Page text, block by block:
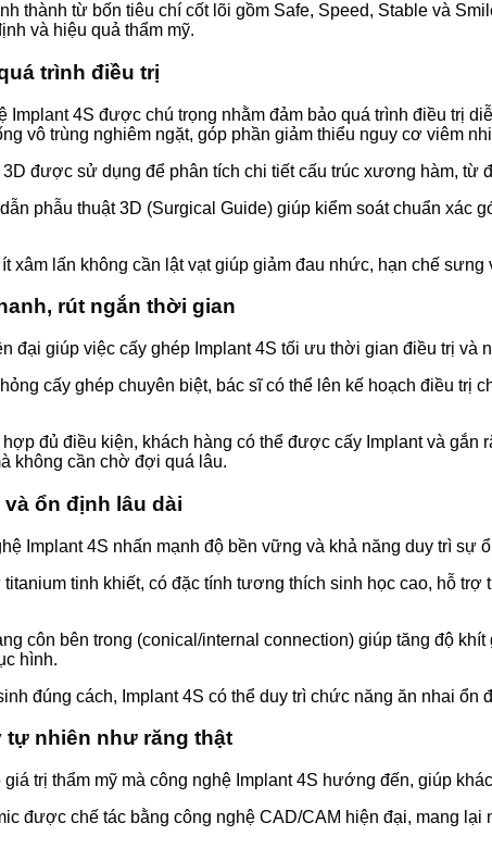
thành từ bốn tiêu chí cốt lõi gồm Safe, Speed, Stable và
và hiệu quả thẩm mỹ.
trình điều trị
Implant 4S được chú trọng nhằm đảm bảo quá trình điều trị
vô trùng nghiêm ngặt, góp phần giảm thiểu nguy cơ viêm
được sử dụng để phân tích chi tiết cấu trúc xương hàm,
phẫu thuật 3D (Surgical Guide) giúp kiểm soát chuẩn
xâm lấn không cần lật vạt giúp giảm đau nhức, hạn chế
rút ngắn thời gian
đại giúp việc cấy ghép Implant 4S tối ưu thời gian điều trị và
cấy ghép chuyên biệt, bác sĩ có thể lên kế hoạch điều
đủ điều kiện, khách hàng có thể được cấy Implant và gắn
không cần chờ đợi quá lâu.
ổn định lâu dài
Implant 4S nhấn mạnh độ bền vững và khả năng duy trì sự
tinh khiết, có đặc tính tương thích sinh học cao, hỗ
côn bên trong (conical/internal connection) giúp tăng độ
hình.
đúng cách, Implant 4S có thể duy trì chức năng ăn nhai ổn
tự nhiên như răng thật
trị thẩm mỹ mà công nghệ Implant 4S hướng đến, giúp
được chế tác bằng công nghệ CAD/CAM hiện đại, mang